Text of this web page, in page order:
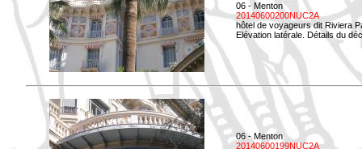
06 - Menton
20140600200NUC2A
hôtel de voyageurs dit Riviera
Elévation latérale. Détails du
06 - Menton
20140600199NUC2A